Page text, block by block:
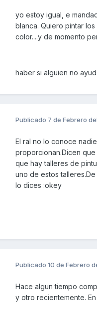
yo estoy igual, e
blanca. Quiero pintar
color....y de momento
haber si alguien no
Publicado 7 de Febrero
El ral no lo conoce
proporcionan.Dicen
que hay talleres de
uno de estos
lo dices :okey
Publicado 10 de Febrero
Hace algun tiempo
y otro recientemente.